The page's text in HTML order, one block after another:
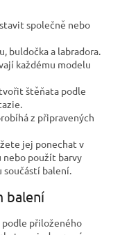
společně nebo
buldočka a labradora.
každému modelu
štěňata podle
z připravených
jej ponechat v
použít barvy
součástí balení.
balení
podle přiloženého